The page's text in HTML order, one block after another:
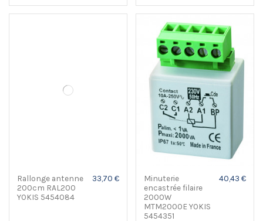
Rallonge antenne
200cm RAL200
YOKIS 5454084
33,70 €
Minuterie
encastrée filaire
2000W
MTM2000E YOKIS
5454351
40,43 €